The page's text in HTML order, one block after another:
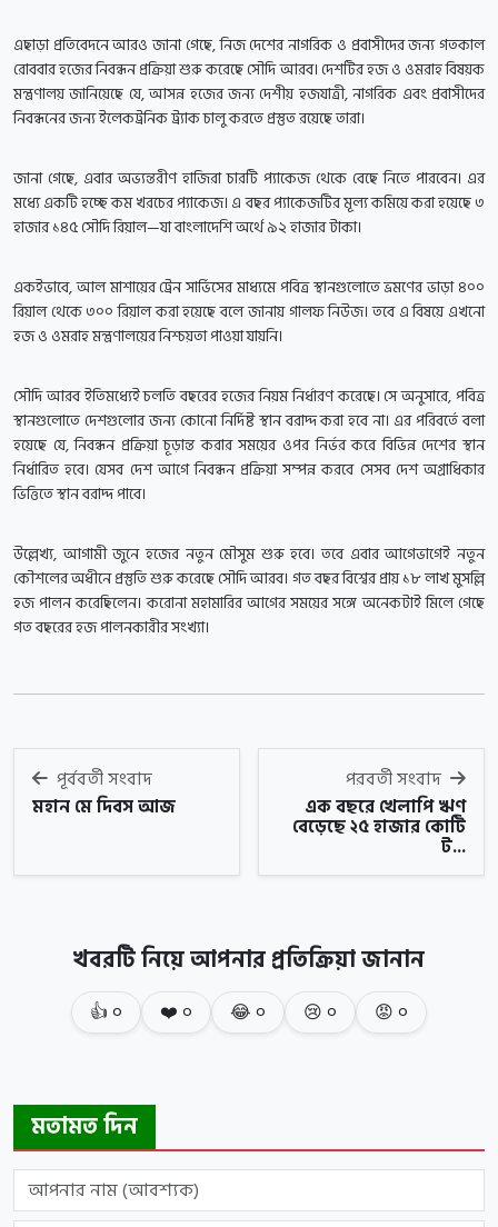
এছাড়া প্রতিবেদনে আরও জানা গেছে, নিজ দেশের নাগরিক ও প্রবাসীদের জন্য গতকাল
রোববার হজের নিবন্ধন প্রক্রিয়া শুরু করেছে সৌদি আরব। দেশটির হজ ও ওমরাহ বিষয়ক
মন্ত্রণালয় জানিয়েছে যে, আসন্ন হজের জন্য দেশীয় হজযাত্রী, নাগরিক এবং প্রবাসীদের
নিবন্ধনের জন্য ইলেকট্রনিক ট্র্যাক চালু করতে প্রস্তুত রয়েছে তারা।
জানা গেছে, এবার অভ্যন্তরীণ হাজিরা চারটি প্যাকেজ থেকে বেছে নিতে পারবেন। এর
মধ্যে একটি হচ্ছে কম খরচের প্যাকেজ। এ বছর প্যাকেজটির মূল্য কমিয়ে করা হয়েছে ৩
হাজার ১৪৫ সৌদি রিয়াল—যা বাংলাদেশি অর্থে ৯২ হাজার টাকা।
একইভাবে, আল মাশায়ের ট্রেন সার্ভিসের মাধ্যমে পবিত্র স্থানগুলোতে ভ্রমণের ভাড়া ৪০০
রিয়াল থেকে ৩০০ রিয়াল করা হয়েছে বলে জানায় গালফ নিউজ। তবে এ বিষয়ে এখনো
হজ ও ওমরাহ মন্ত্রণালয়ের নিশ্চয়তা পাওয়া যায়নি।
সৌদি আরব ইতিমধ্যেই চলতি বছরের হজের নিয়ম নির্ধারণ করেছে। সে অনুসারে, পবিত্র
স্থানগুলোতে দেশগুলোর জন্য কোনো নির্দিষ্ট স্থান বরাদ্দ করা হবে না। এর পরিবর্তে বলা
হয়েছে যে, নিবন্ধন প্রক্রিয়া চূড়ান্ত করার সময়ের ওপর নির্ভর করে বিভিন্ন দেশের স্থান
নির্ধারিত হবে। যেসব দেশ আগে নিবন্ধন প্রক্রিয়া সম্পন্ন করবে সেসব দেশ অগ্রাধিকার
ভিত্তিতে স্থান বরাদ্দ পাবে।
উল্লেখ্য, আগামী জুনে হজের নতুন মৌসুম শুরু হবে। তবে এবার আগেভাগেই নতুন
কৌশলের অধীনে প্রস্তুতি শুরু করেছে সৌদি আরব। গত বছর বিশ্বের প্রায় ১৮ লাখ মুসল্লি
হজ পালন করেছিলেন। করোনা মহামারির আগের সময়ের সঙ্গে অনেকটাই মিলে গেছে
গত বছরের হজ পালনকারীর সংখ্যা।
পূর্ববর্তী সংবাদ
মহান মে দিবস আজ
পরবর্তী সংবাদ
এক বছরে খেলাপি ঋণ
বেড়েছে ২৫ হাজার কোটি
ট...
খবরটি নিয়ে আপনার প্রতিক্রিয়া জানান
👍০ ❤️০ 😂০ 😢০ 😡০
মতামত দিন